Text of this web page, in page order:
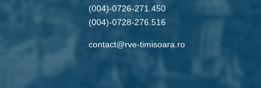
(004)-0726-271.450
(004)-0728-276.516
contact@rve-timisoara.ro